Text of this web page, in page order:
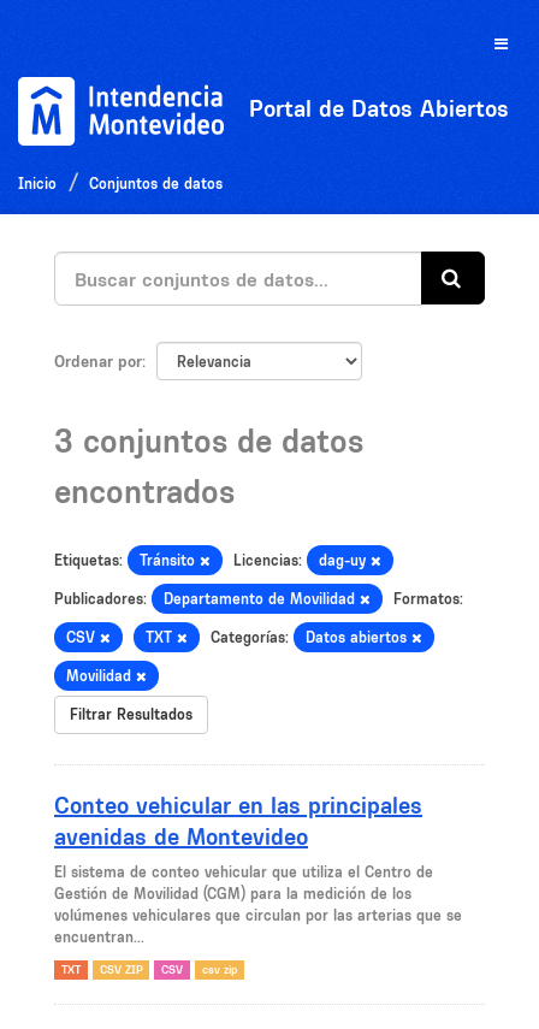
Toggle
Portal de Datos Abiertos
Inicio Conjuntos de datos
Ordenar por
3 conjuntos de datos
encontrados
Etiquetas: Tránsito Licencias: dag-uy
Publicadores: Departamento de Movilidad Formatos:
CSV TXT Categorías: Datos abiertos
Movilidad
Filtrar Resultados
Conteo vehicular en las principales
avenidas de Montevideo
El sistema de conteo vehicular que utiliza el Centro de
Gestión de Movilidad (CGM) para la medición de los
volúmenes vehiculares que circulan por las arterias que se
encuentran...
TXT CSV ZIP CSV csv zip